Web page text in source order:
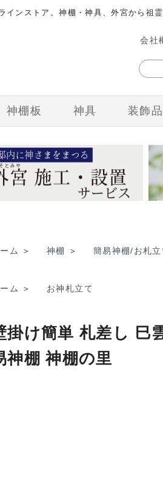
ンストア。神棚・神具、外宮から祖
会社
神棚板 神具 装飾品
ム ＞ 神棚 ＞ 簡易神棚/お札立
ム ＞ お神札立て
掛け簡単 札差し 巳
神棚 神棚の里